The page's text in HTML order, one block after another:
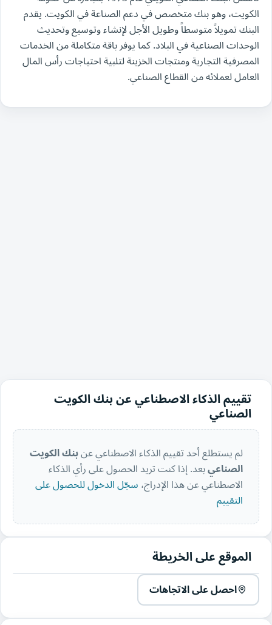
الكويت، وهو بنك متخصص في دعم الصناعة في الكويت. يقدم
البنك تمويلاً متوسطاً وطويل الأجل لإنشاء وتوسيع وتحديث
الوحدات الصناعية في البلاد. كما يوفر باقة متكاملة من الخدمات
المصرفية التجارية ومنتجات الخزينة لتلبية احتياجات رأس المال
العامل لعملائه من القطاع الصناعي.
تقييم الذكاء الاصطناعي عن بنك الكويت
الصناعي
لم يستطلع أحد تقييم الذكاء الاصطناعي عنبنك الكويت
الصناعيبعد. إذا كنت تريد الحصول على رأي الذكاء
الاصطناعي عن هذا الإدراج،سجّل الدخول للحصول على
التقييم
الموقع على الخريطة
احصل على الاتجاهات